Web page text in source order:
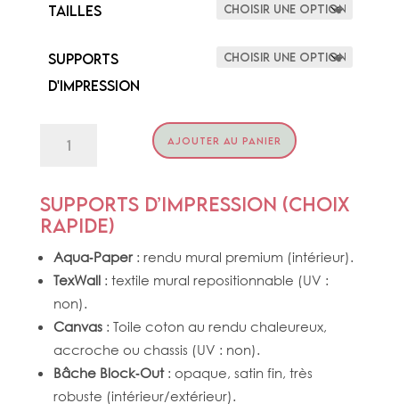
Tailles
Supports
d'impression
AJOUTER AU PANIER
Supports d’impression (choix
rapide)
Aqua‑Paper: rendu mural premium (intérieur).
TexWall: textile mural repositionnable (UV :
non).
Canvas: Toile coton au rendu chaleureux,
accroche ou chassis (UV : non).
Bâche Block‑Out: opaque, satin fin, très
robuste (intérieur/extérieur).